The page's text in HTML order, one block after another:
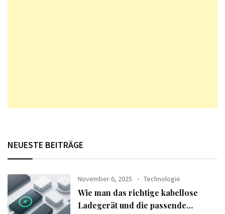
NEUESTE BEITRÄGE
November 6, 2025 Technologie
Wie man das richtige kabellose
Ladegerät und die passende